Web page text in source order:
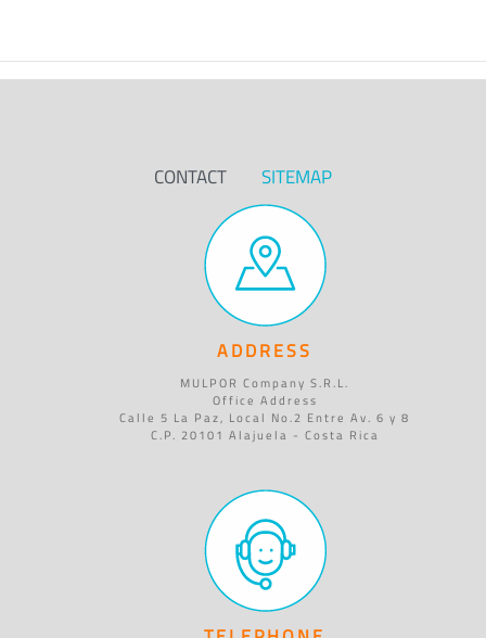
CONTACT SITEMAP
ADDRESS
MULPOR Company S.R.L.
Office Address
Calle 5 La Paz, Local No.2 Entre Av. 6 y 8
C.P. 20101 Alajuela - Costa Rica